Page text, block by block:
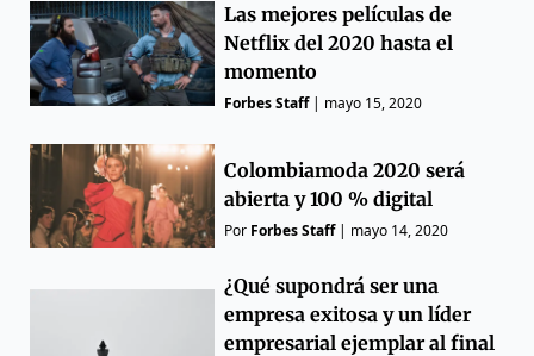
Las mejores películas de
Netflix del 2020 hasta el
momento
Forbes Staff| mayo 15, 2020
Colombiamoda 2020 será
abierta y 100 % digital
Por Forbes Staff| mayo 14, 2020
¿Qué supondrá ser una
empresa exitosa y un líder
empresarial ejemplar al final